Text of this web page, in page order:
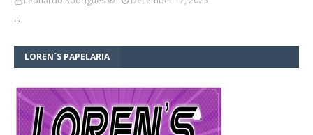
…
LOREN´S PAPELARIA